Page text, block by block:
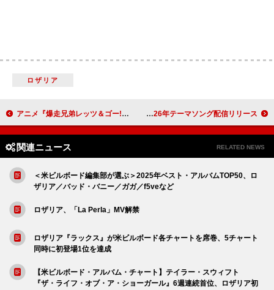
ロザリア
アニメ『爆走兄弟レッツ＆ゴー!!』、放送30周年で初代OPテーマ＆挿入歌／サントラ集がデジタル解禁 BRADIO、西武ファンのメンバー歓喜 NACK5『SUNDAY LIONS』2026年テーマソング配信リリース
関連ニュース RELATED NEWS
＜米ビルボード編集部が選ぶ＞2025年ベスト・アルバムTOP50、ロ
ザリア／バッド・バニー／ガガ／f5veなど
ロザリア、「La Perla」MV解禁
ロザリア『ラックス』が米ビルボード各チャートを席巻、5チャート
同時に初登場1位を達成
【米ビルボード・アルバム・チャート】テイラー・スウィフト
『ザ・ライフ・オブ・ア・ショーガール』6週連続首位、ロザリア初